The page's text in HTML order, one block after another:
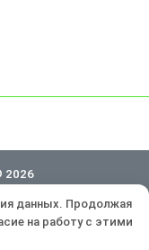
2026
данных. Продолжая
на работу с этими